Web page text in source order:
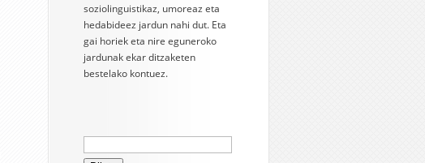
soziolinguistikaz, umoreaz eta
hedabideez jardun nahi dut. Eta
gai horiek eta nire eguneroko
jardunak ekar ditzaketen
bestelako kontuez.
Bilatu: